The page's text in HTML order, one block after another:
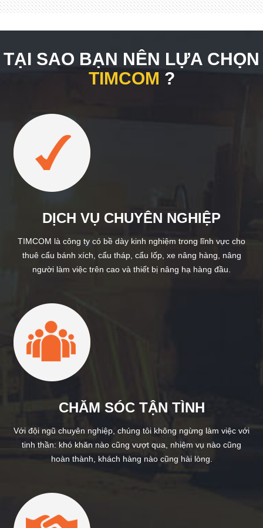
TẠI SAO BẠN NÊN LỰA CHỌN
TIMCOM ?
DỊCH VỤ CHUYÊN NGHIỆP
TIMCOM là công ty có bề dày kinh nghiệm trong lĩnh vực cho
thuê cẩu bánh xích, cẩu tháp, cẩu lốp, xe nâng hàng, nâng
người làm việc trên cao và thiết bị nâng hạ hàng đầu.
CHĂM SÓC TẬN TÌNH
Với đội ngũ chuyên nghiệp, chúng tôi không ngừng làm việc với
tinh thần: khó khăn nào cũng vượt qua, nhiệm vụ nào cũng
hoàn thành, khách hàng nào cũng hài lòng.